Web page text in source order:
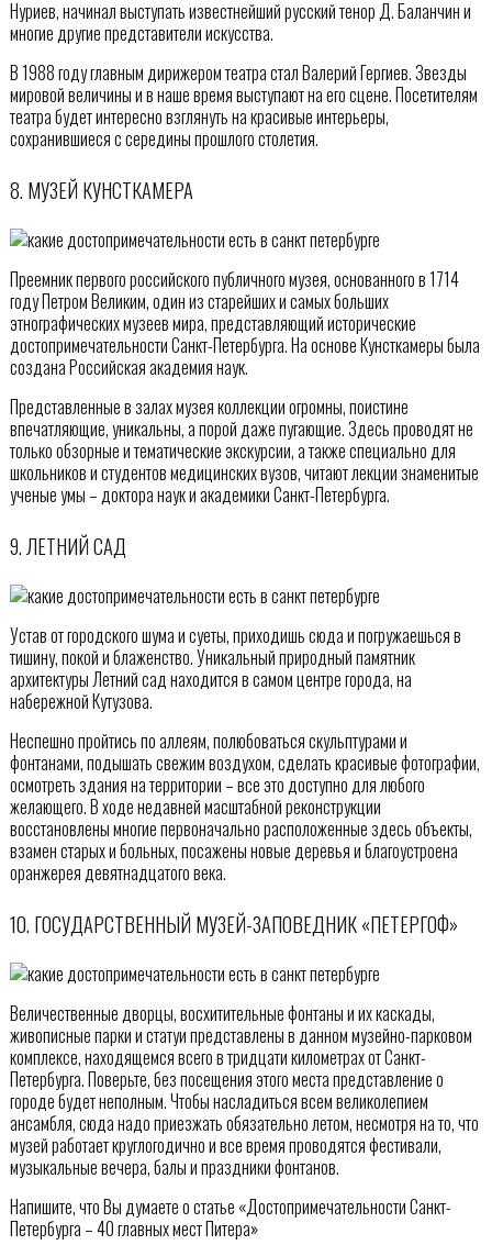
Нуриев, начинал выступать известнейший русский тенор Д. Баланчин и
многие другие представители искусства.
В 1988 году главным дирижером театра стал Валерий Гергиев. Звезды
мировой величины и в наше время выступают на его сцене. Посетителям
театра будет интересно взглянуть на красивые интерьеры,
сохранившиеся с середины прошлого столетия.
8. МУЗЕЙ КУНСТКАМЕРА
Преемник первого российского публичного музея, основанного в 1714
году Петром Великим, один из старейших и самых больших
этнографических музеев мира, представляющий исторические
достопримечательности Санкт-Петербурга. На основе Кунсткамеры была
создана Российская академия наук.
Представленные в залах музея коллекции огромны, поистине
впечатляющие, уникальны, а порой даже пугающие. Здесь проводят не
только обзорные и тематические экскурсии, а также специально для
школьников и студентов медицинских вузов, читают лекции знаменитые
ученые умы – доктора наук и академики Санкт-Петербурга.
9. ЛЕТНИЙ САД
Устав от городского шума и суеты, приходишь сюда и погружаешься в
тишину, покой и блаженство. Уникальный природный памятник
архитектуры Летний сад находится в самом центре города, на
набережной Кутузова.
Неспешно пройтись по аллеям, полюбоваться скульптурами и
фонтанами, подышать свежим воздухом, сделать красивые фотографии,
осмотреть здания на территории – все это доступно для любого
желающего. В ходе недавней масштабной реконструкции
восстановлены многие первоначально расположенные здесь объекты,
взамен старых и больных, посажены новые деревья и благоустроена
оранжерея девятнадцатого века.
10. ГОСУДАРСТВЕННЫЙ МУЗЕЙ-ЗАПОВЕДНИК «ПЕТЕРГОФ»
Величественные дворцы, восхитительные фонтаны и их каскады,
живописные парки и статуи представлены в данном музейно-парковом
комплексе, находящемся всего в тридцати километрах от Санкт-
Петербурга. Поверьте, без посещения этого места представление о
городе будет неполным. Чтобы насладиться всем великолепием
ансамбля, сюда надо приезжать обязательно летом, несмотря на то, что
музей работает круглогодично и все время проводятся фестивали,
музыкальные вечера, балы и праздники фонтанов.
Напишите, что Вы думаете о статье «Достопримечательности Санкт-
Петербурга – 40 главных мест Питера»